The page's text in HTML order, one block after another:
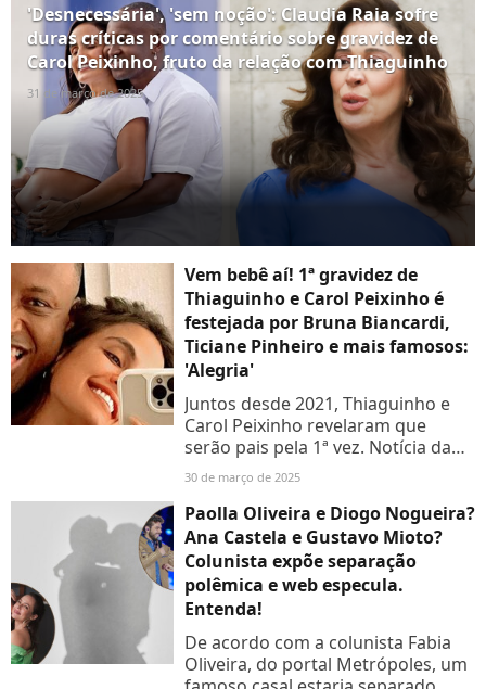
'Desnecessária', 'sem noção': Claudia Raia sofre
duras críticas por comentário sobre gravidez de
Carol Peixinho, fruto da relação com Thiaguinho
31 de março de 2025
Vem bebê aí! 1ª gravidez de
Thiaguinho e Carol Peixinho é
festejada por Bruna Biancardi,
Ticiane Pinheiro e mais famosos:
'Alegria'
Juntos desde 2021, Thiaguinho e
Carol Peixinho revelaram que
serão pais pela 1ª vez. Notícia da
gravidez fez Bruna Biancardi
comemorar: 'Alegria'
30 de março de 2025
Paolla Oliveira e Diogo Nogueira?
Ana Castela e Gustavo Mioto?
Colunista expõe separação
polêmica e web especula.
Entenda!
De acordo com a colunista Fabia
Oliveira, do portal Metrópoles, um